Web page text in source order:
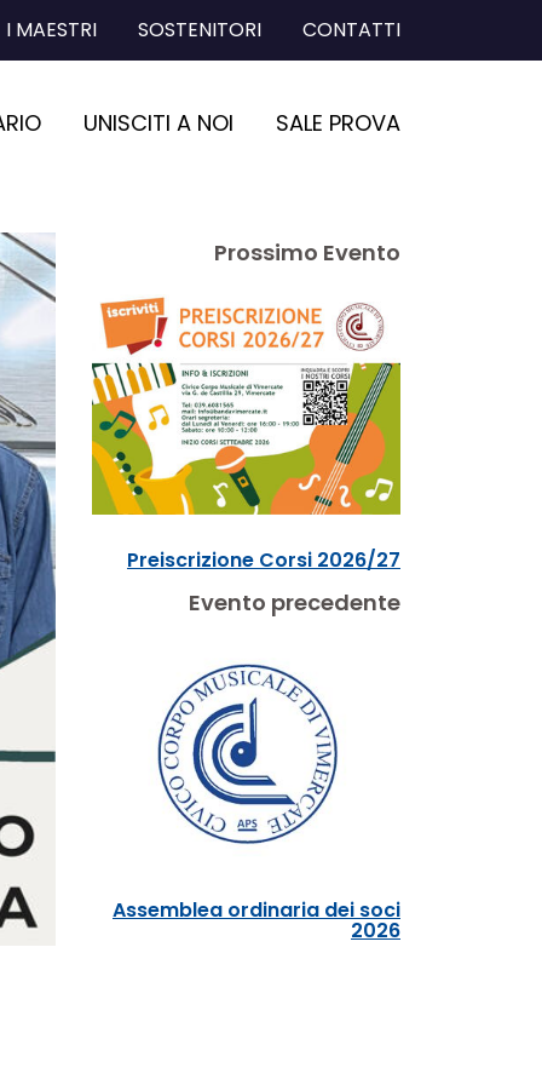
I MAESTRI SOSTENITORI CONTATTI
UNISCITI A NOI SALE PROVA
Prossimo Evento
Preiscrizione Corsi 2026/27
Evento precedente
Assemblea ordinaria dei soci
2026